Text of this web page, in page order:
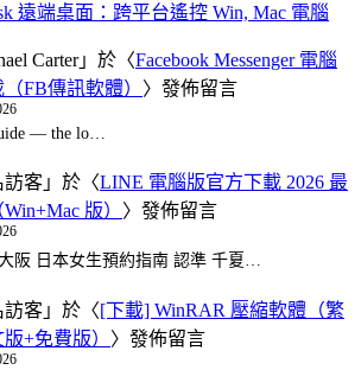
遠端桌面：跨平台遙控 Win, Mac 電腦
Carter」於〈Facebook Messenger 電腦
FB傳訊軟體） 〉發佈留言
— the lo…
訪客 」於〈LINE 電腦版官方下載 2026 最
版） 〉發佈留言
阪 日本女生預約指南 認準 千夏…
訪客 」於〈[下載] WinRAR 壓縮軟體（繁
+免費版） 〉發佈留言